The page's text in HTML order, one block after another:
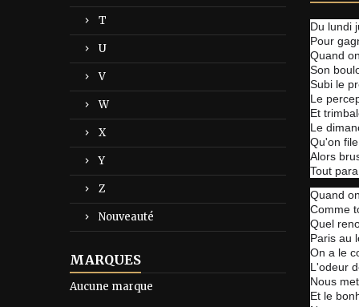
T
U
V
W
X
Y
Z
Nouveauté
MARQUES
Aucune marque
Du lundi
Pour
Quand
Son
Subi le
Le
Et
Le
Qu'on
Alors
Tout
Quand
Comme
Quel
Paris au
On a le
L'odeur
Nous
Et le